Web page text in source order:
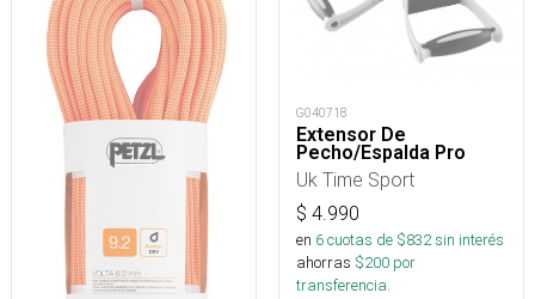
G040718
Extensor De
Pecho/Espalda Pro
Uk Time Sport
$ 4.990
en 6cuotas de $832sin interés
ahorras $200 por
transferencia.